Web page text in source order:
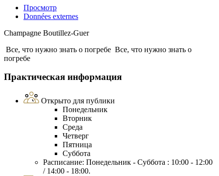
Просмотр
Données externes
Champagne Boutillez-Guer
Все, что нужно знать о погребе Все, что нужно знать о
погребе
Практическая информация
Открыто для публики
Понедельник
Вторник
Среда
Четверг
Пятница
Суббота
Расписание: Понедельник - Суббота : 10:00 - 12:00
/ 14:00 - 18:00.